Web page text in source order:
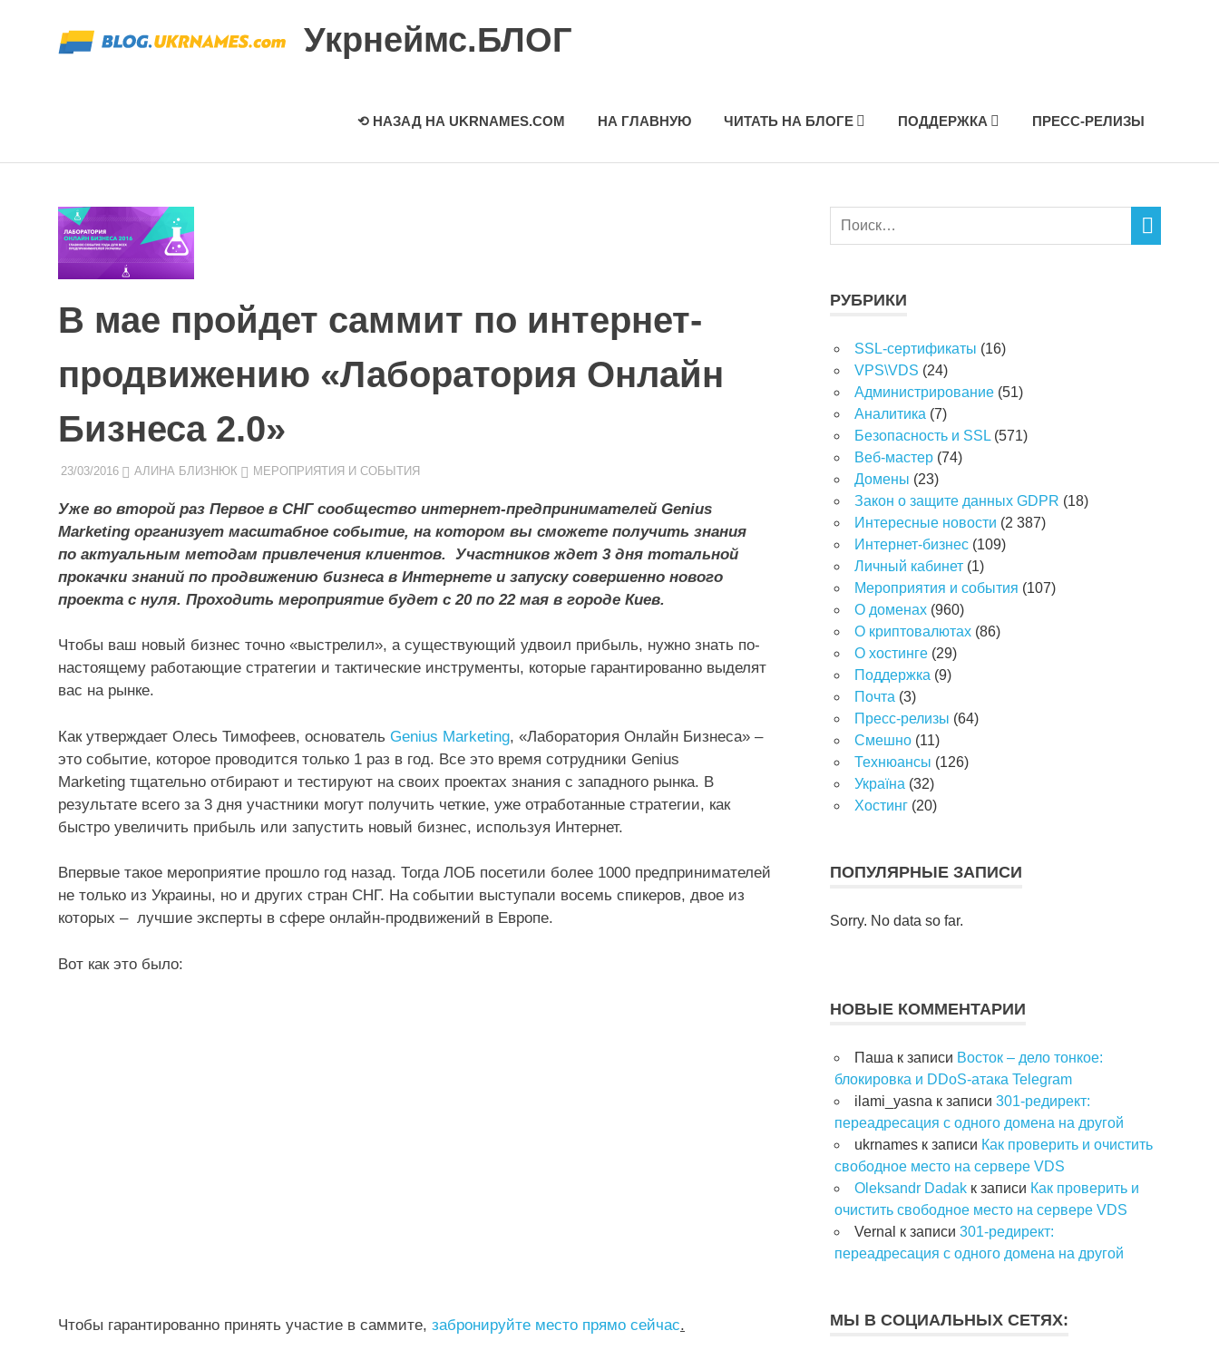
содержимому
Укрнеймс.БЛОГ
⟲ НАЗАД НА UKRNAMES.COM НА ГЛАВНУЮ ЧИТАТЬ НА БЛОГЕ ПОДДЕРЖКА ПРЕСС-РЕЛИЗЫ
В мае пройдет саммит по интернет-
продвижению «Лаборатория Онлайн
Бизнеса 2.0»
23/03/2016 АЛИНА БЛИЗНЮК МЕРОПРИЯТИЯ И СОБЫТИЯ
Уже во второй раз Первое в СНГ сообщество интернет-предпринимателей Genius
Marketing организует масштабное событие, на котором вы сможете получить знания
по актуальным методам привлечения клиентов. Участников ждет 3 дня тотальной
прокачки знаний по продвижению бизнеса в Интернете и запуску совершенно нового
проекта с нуля. Проходить мероприятие будет с 20 по 22 мая в городе Киев.
Чтобы ваш новый бизнес точно «выстрелил», а существующий удвоил прибыль, нужно знать по-
настоящему работающие стратегии и тактические инструменты, которые гарантированно выделят
вас на рынке.
Как утверждает Олесь Тимофеев, основатель Genius Marketing, «Лаборатория Онлайн Бизнеса» –
это событие, которое проводится только 1 раз в год. Все это время сотрудники Genius
Marketing тщательно отбирают и тестируют на своих проектах знания с западного рынка. В
результате всего за 3 дня участники могут получить четкие, уже отработанные стратегии, как
быстро увеличить прибыль или запустить новый бизнес, используя Интернет.
Впервые такое мероприятие прошло год назад. Тогда ЛОБ посетили более 1000 предпринимателей
не только из Украины, но и других стран СНГ. На событии выступали восемь спикеров, двое из
которых – лучшие эксперты в сфере онлайн-продвижений в Европе.
Вот как это было:
Чтобы гарантированно принять участие в саммите, забронируйте место прямо сейчас.
РУБРИКИ
SSL-сертификаты (16)
VPS\VDS (24)
Администрирование (51)
Аналитика (7)
Безопасность и SSL (571)
Веб-мастер (74)
Домены (23)
Закон о защите данных GDPR (18)
Интересные новости (2 387)
Интернет-бизнес (109)
Личный кабинет (1)
Мероприятия и события (107)
О доменах (960)
О криптовалютах (86)
О хостинге (29)
Поддержка (9)
Почта (3)
Пресс-релизы (64)
Смешно (11)
Технюансы (126)
Україна (32)
Хостинг (20)
ПОПУЛЯРНЫЕ ЗАПИСИ
Sorry. No data so far.
НОВЫЕ КОММЕНТАРИИ
Паша к записи Восток – дело тонкое:
блокировка и DDoS-атака Telegram
ilami_yasna к записи 301-редирект:
переадресация с одного домена на другой
ukrnames к записи Как проверить и очистить
свободное место на сервере VDS
Oleksandr Dadak к записи Как проверить и
очистить свободное место на сервере VDS
Vernal к записи 301-редирект:
переадресация с одного домена на другой
МЫ В СОЦИАЛЬНЫХ СЕТЯХ: